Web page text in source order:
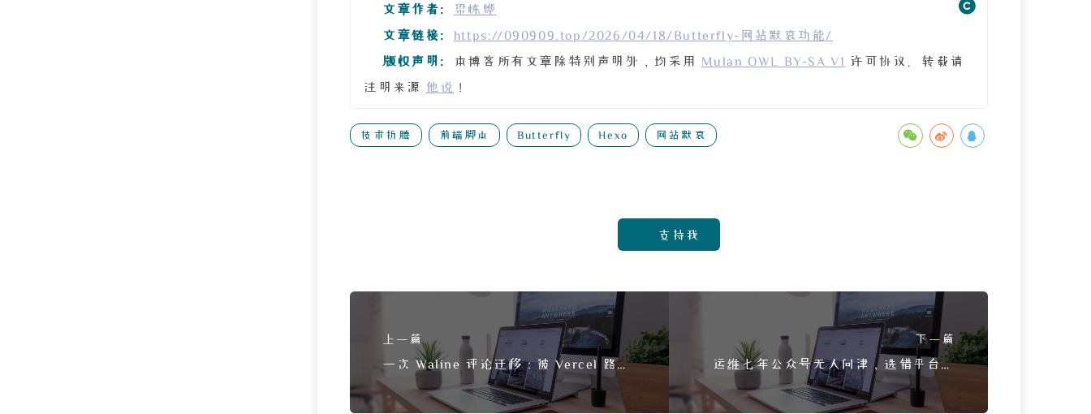
文章作者:
梁栋烨
文章链接:
https://090909.top/2026/04/18/Butterfly-网站默哀功能/
版权声明:
本博客所有文章除特别声明外，均采用 Mulan OWL BY-SA V1
许可协议。转载请
注明来源
他说 ！
技术折腾 前端脚本 Butterfly Hexo 网站默哀
支持我
上一篇
一次 Waline 评论迁移：被 Vercel 路径
坑惨的血泪教训
下一篇
运维七年公众号无人问津，选错平台令
人唏嘘